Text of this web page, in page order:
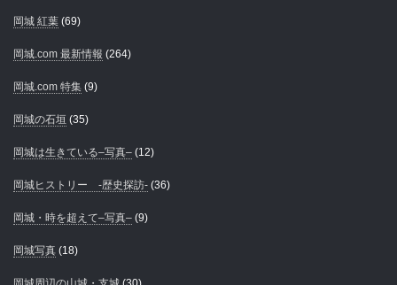
岡城 紅葉 (69)
岡城.com 最新情報 (264)
岡城.com 特集 (9)
岡城の石垣 (35)
岡城は生きている–写真– (12)
岡城ヒストリー -歴史探訪- (36)
岡城・時を超えて–写真– (9)
岡城写真 (18)